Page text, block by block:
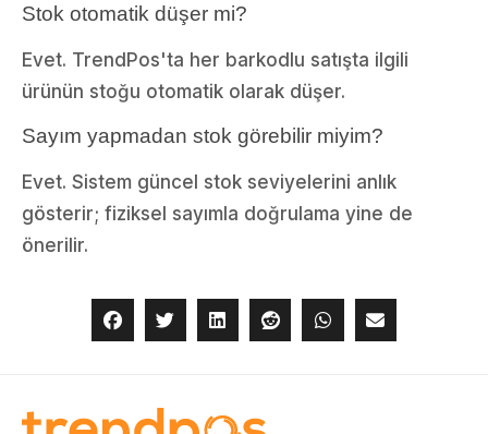
Stok otomatik düşer mi?
Evet. TrendPos'ta her barkodlu satışta ilgili
ürünün stoğu otomatik olarak düşer.
Sayım yapmadan stok görebilir miyim?
Evet. Sistem güncel stok seviyelerini anlık
gösterir; fiziksel sayımla doğrulama yine de
önerilir.